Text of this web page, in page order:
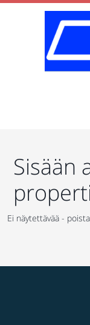
Sisään
Ei näytettävää -